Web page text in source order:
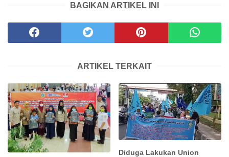
BAGIKAN ARTIKEL INI
ARTIKEL TERKAIT
Diduga Lakukan Union